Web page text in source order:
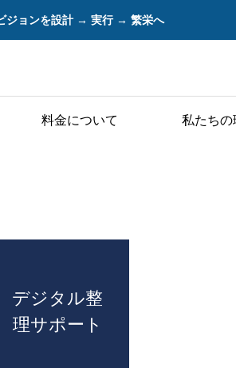
ジョンを設計 → 実行 → 繁栄へ
料金について 私たちの
デジタル整
理サポート